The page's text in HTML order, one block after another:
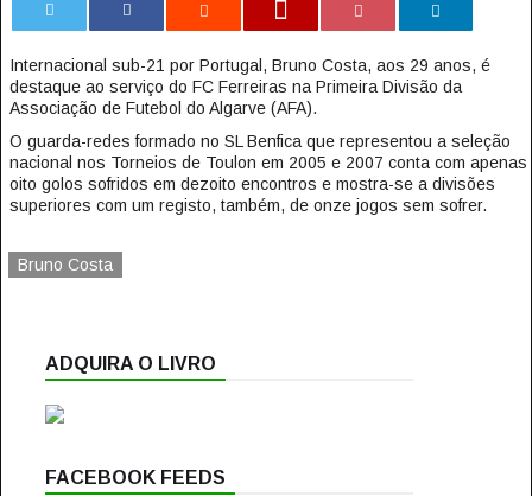
Internacional sub-21 por Portugal, Bruno Costa, aos 29 anos, é
destaque ao serviço do FC Ferreiras na Primeira Divisão da
Associação de Futebol do Algarve (AFA).
O guarda-redes formado no SL Benfica que representou a seleção
nacional nos Torneios de Toulon em 2005 e 2007 conta com apenas
oito golos sofridos em dezoito encontros e mostra-se a divisões
superiores com um registo, também, de onze jogos sem sofrer.
Bruno Costa
ADQUIRA O LIVRO
FACEBOOK FEEDS